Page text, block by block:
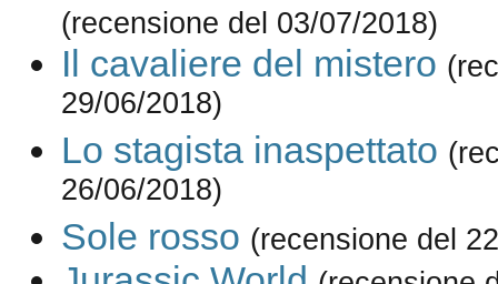
(recensione del 03/07/2018)
Il cavaliere del mistero
29/06/2018)
Lo stagista inaspettato
26/06/2018)
Sole rosso (recensione del